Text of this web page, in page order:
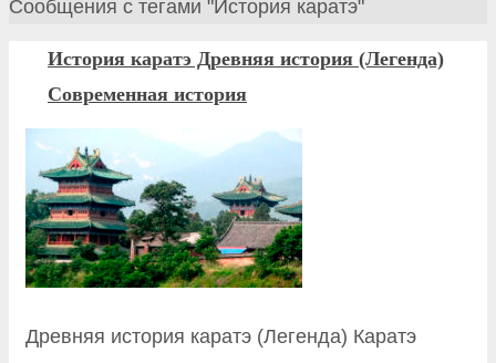
Главная
Сообщения с тегами "История каратэ"
История каратэ Древняя история (Легенда)
Современная история
Древняя история каратэ (Легенда) Каратэ